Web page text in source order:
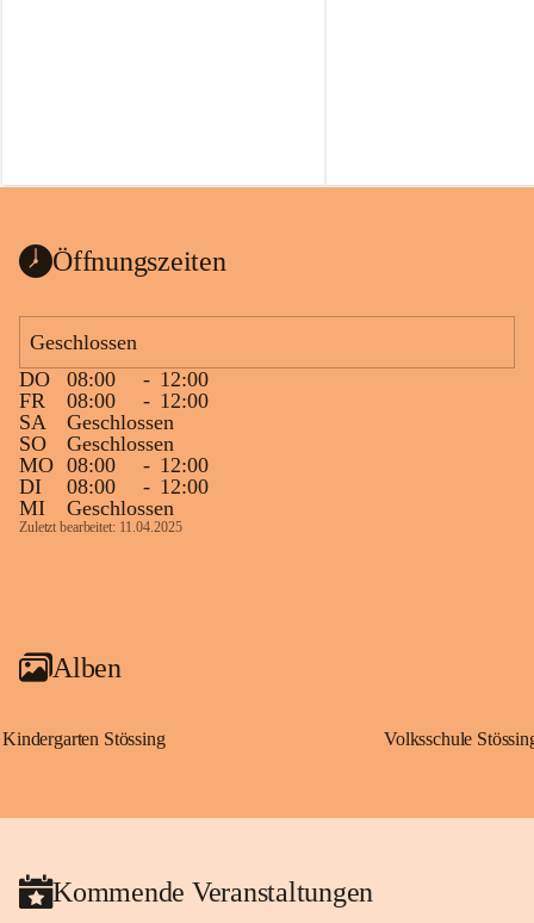
Öffnungszeiten
Geschlossen
DO
08:00 - 12:00
FR
08:00 - 12:00
SA
Geschlossen
SO
Geschlossen
MO 08:00 - 12:00
DI
08:00 - 12:00
MI
Geschlossen
Zuletzt bearbeitet: 11.04.2025
Alben
Kindergarten Stössing Volksschule
Kommende Veranstaltungen